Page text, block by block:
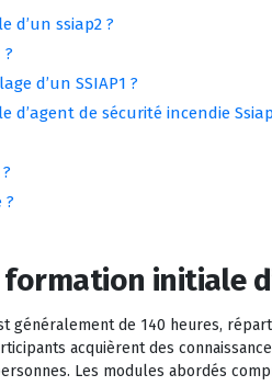
d’un ssiap2 ?
d’un SSIAP1 ?
de sécurité incendie
?
initiale
généralement de 140 heures,
acquièrent des
Les modules abordés